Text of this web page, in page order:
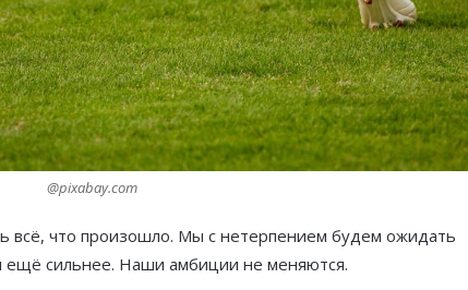
@pixabay.com
всё, что произошло. Мы с нетерпением будем ожидать
ещё сильнее. Наши амбиции не меняются.
Тренировка с видом: открытые
спортивные площадки Монако
От Монте-Карло к Гран-при
Гламур, скорость и драма: чем